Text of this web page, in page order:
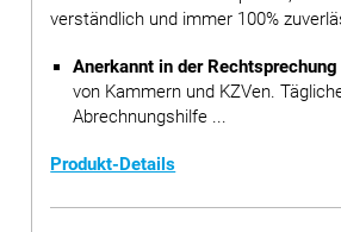
verständlich und immer 100%
Anerkannt in der Rechtsprechung
von Kammern und KZVen.
Abrechnungshilfe ...
Produkt-Details